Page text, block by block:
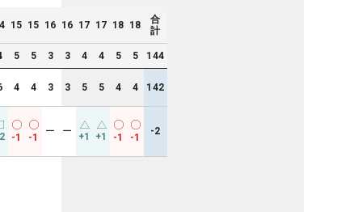
15 15 16 16 17 17 18 18
合
計
5 5 3 3 4 4 5 5 144
4 4 3 3 5 5 4 4 142
-1 -1
ー ー +1 +1 -1 -1
-2